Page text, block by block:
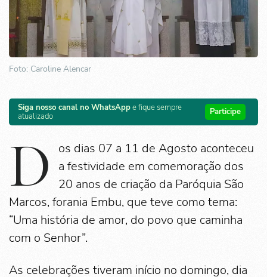
Foto: Caroline Alencar
Siga nosso canal no WhatsAppe fique sempre
atualizado
Participe
D
os dias 07 a 11 de Agosto aconteceu
a festividade em comemoração dos
20 anos de criação da Paróquia São
Marcos, forania Embu, que teve como tema:
“Uma história de amor, do povo que caminha
com o Senhor”.
As celebrações tiveram início no domingo, dia